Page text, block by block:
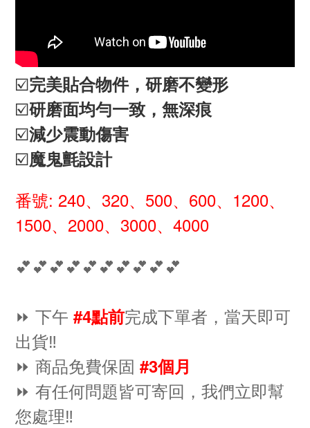
☑️完美貼合物件，研磨不變形
☑️研磨面均勻一致，無深痕
☑️減少震動傷害
☑️魔鬼氈設計
番號: 240、320、500、600、1200、
1500、2000、3000、4000
💕💕💕💕💕💕💕💕💕💕
⏩ 下午 #4點前完成下單者，當天即可
出貨‼️
⏩ 商品免費保固 #3個月
⏩ 有任何問題皆可寄回，我們立即幫
您處理‼️